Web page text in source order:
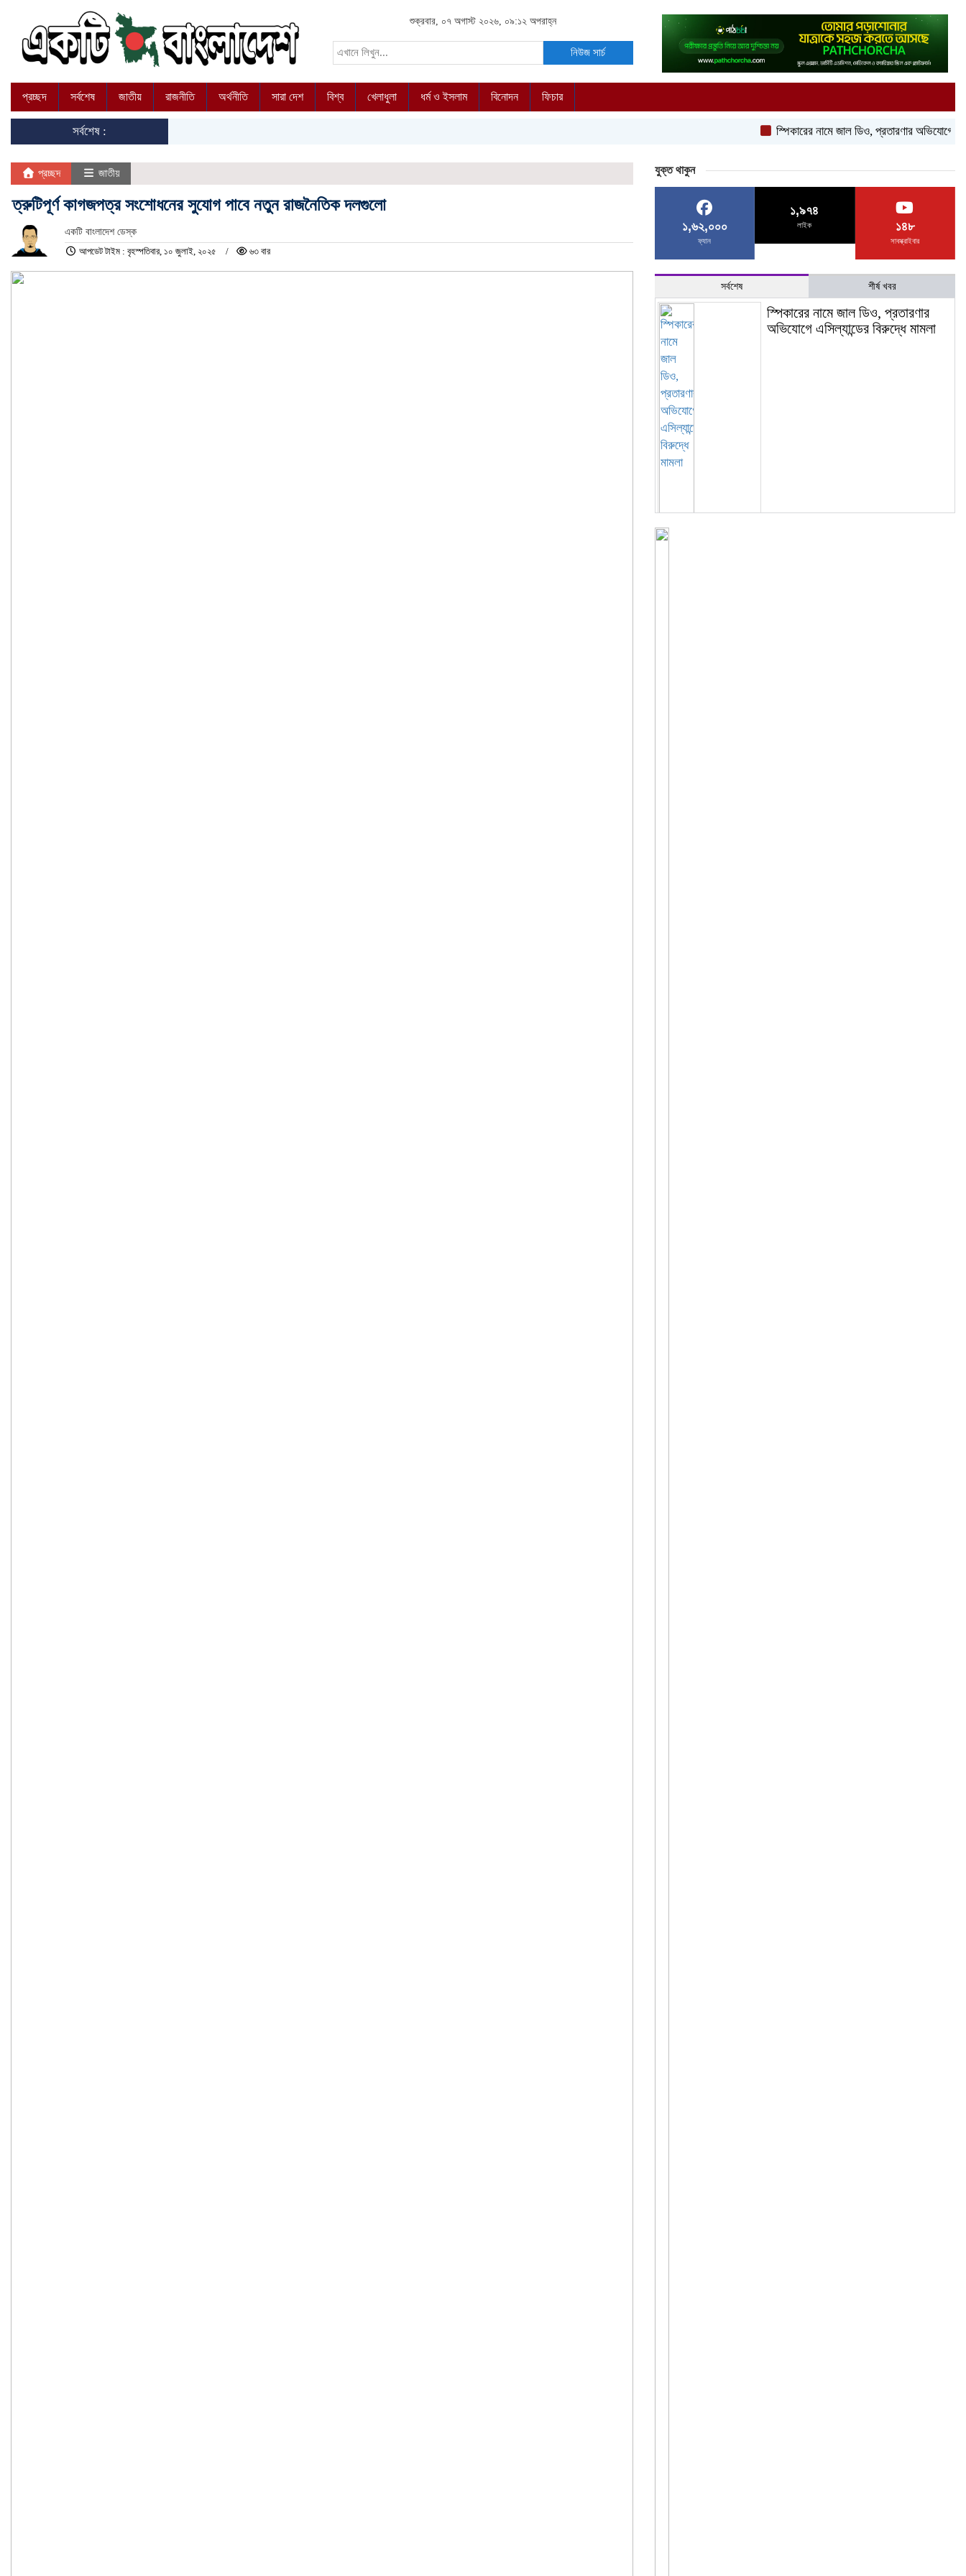
শুক্রবার, ০৭ অগাস্ট ২০২৬, ০৯:১২ অপরাহ্ন
নিউজ সার্চ
প্রচ্ছদ সর্বশেষ জাতীয় রাজনীতি অর্থনীতি সারা দেশ বিশ্ব খেলাধুলা ধর্ম ও ইসলাম বিনোদন ফিচার
সর্বশেষ : স্পিকারের নামে জাল ডিও, প্রতারণার অভিযোগে
প্রচ্ছদ জাতীয়
ত্রুটিপূর্ণ কাগজপত্র সংশোধনের সুযোগ পাবে নতুন রাজনৈতিক দলগুলো
একটি বাংলাদেশ ডেস্ক
আপডেট টাইম : বৃহস্পতিবার, ১০ জুলাই, ২০২৫
৬৩ বার
যুক্ত থাকুন
১,৬২,০০০
ফ্যান
১,৯৭৪
লাইক ১৪৮
সাবস্ক্রাইবার
সর্বশেষ শীর্ষ খবর
স্পিকারের নামে জাল ডিও, প্রতারণার
অভিযোগে এসিল্যান্ডের বিরুদ্ধে মামলা